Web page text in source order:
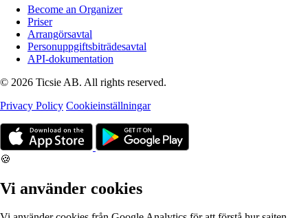
Become an Organizer
Priser
Arrangörsavtal
Personuppgiftsbiträdesavtal
API-dokumentation
© 2026 Ticsie AB. All rights reserved.
Privacy Policy Cookieinställningar
🍪
Vi använder cookies